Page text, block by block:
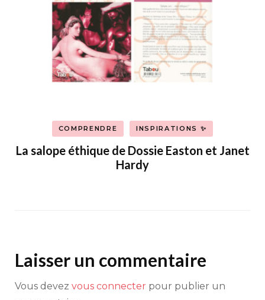
COMPRENDRE INSPIRATIONS ✨
La salope éthique de Dossie Easton et Janet
Hardy
Laisser un commentaire
Vous devez vous connecter pour publier un